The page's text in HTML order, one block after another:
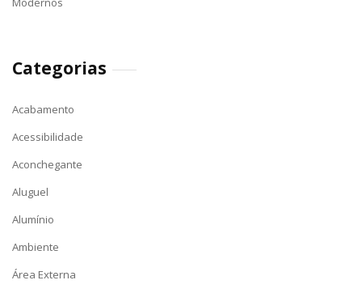
Categorias
Acabamento
Acessibilidade
Aconchegante
Aluguel
Alumínio
Ambiente
Área Externa